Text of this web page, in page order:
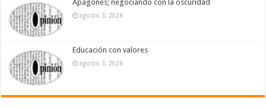
Apagones; negociando con la oscuridad
agosto 3, 2026
Educación con valores
agosto 3, 2026